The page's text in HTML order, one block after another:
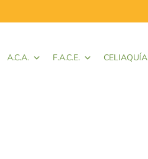
A.C.A. F.A.C.E. CELIAQUÍA